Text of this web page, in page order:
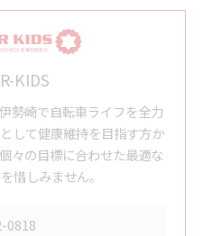
KIDS
勢崎で自転車ライフを全力
して健康維持を目指す方か
々の目標に合わせた最適な
惜しみません。
0818